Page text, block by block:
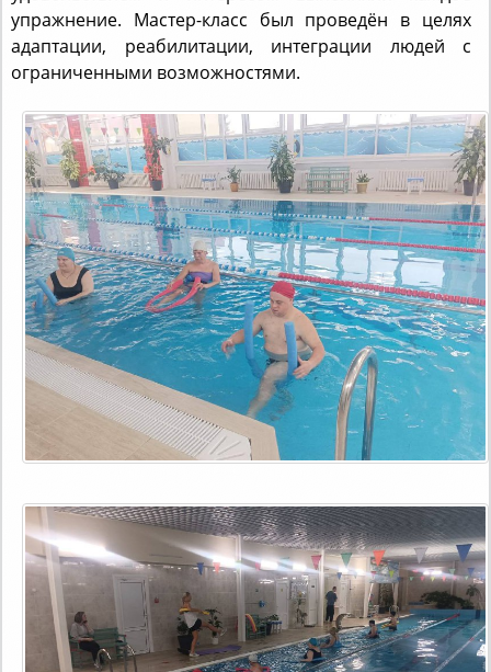
адаптации, реабилитации, интеграции людей с
ограниченными возможностями.